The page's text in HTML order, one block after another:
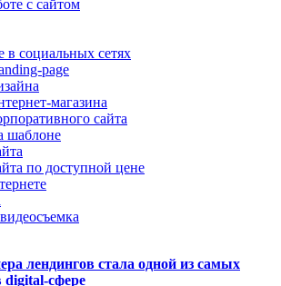
с сайтом
социальных сетях
page
магазина
сайта
шаблоне
по доступной цене
лендингов стала одной из самых
digital-сфере